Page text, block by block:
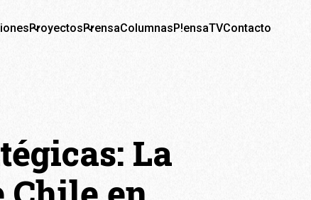
ProyectosPrensaColumnasP!ensaTVContacto
La